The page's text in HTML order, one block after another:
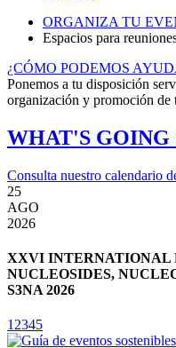
ORGANIZA TU
Espacios para
¿CÓMO PODEMOS
Ponemos a tu disposición
organización y promoción de
WHAT'S GOING
Consulta nuestro calendario
25
AGO
2026
XXVI INTERNATIONAL
NUCLEOSIDES,
S3NA 2026
1 2345